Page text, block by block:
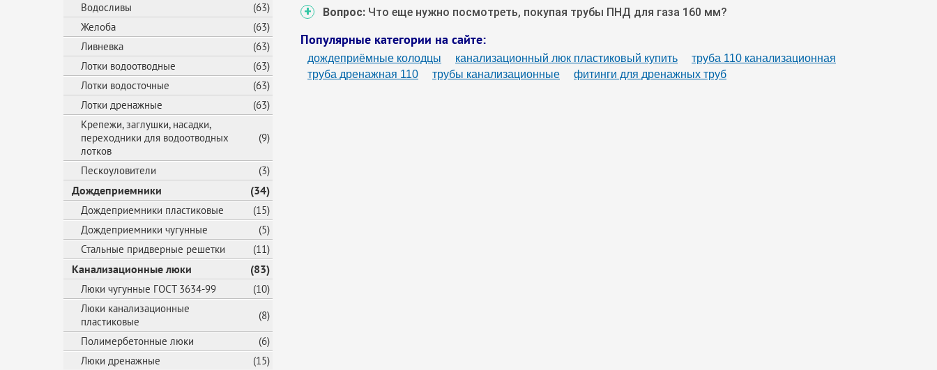
Водосливы
(63)
Желоба
(63)
Ливневка
(63)
Лотки водоотводные
(63)
Лотки водосточные
(63)
Лотки дренажные
(63)
Крепежи, заглушки, насадки,
переходники для водоотводных
лотков
(9)
Пескоуловители (3)
Дождеприемники (34)
Дождеприемники пластиковые
(15)
Дождеприемники чугунные
(5)
Стальные придверные решетки
(11)
Канализационные люки (83)
Люки чугунные ГОСТ 3634-99
(10)
Люки канализационные
пластиковые
(8)
Полимербетонные люки
(6)
Люки дренажные
(15)
Вопрос: Что еще нужно посмотреть, покупая трубы ПНД для газа 160 мм?
Популярные категории на сайте:
дождеприёмные колодцы канализационный люк пластиковый купить
труба 110 канализационная
труба дренажная 110
трубы канализационные фитинги для дренажных труб